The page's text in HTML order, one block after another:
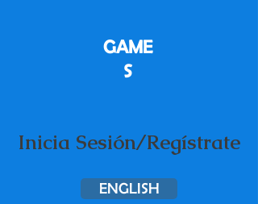
GAME
S
Inicia Sesión/Regístrate
ENGLISH